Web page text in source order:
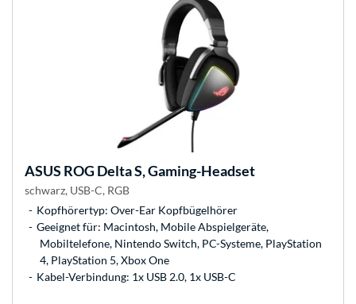
ASUS ROG Delta S, Gaming-Headset
schwarz, USB-C, RGB
Kopfhörertyp: Over-Ear Kopfbügelhörer
Geeignet für: Macintosh, Mobile Abspielgeräte,
Mobiltelefone, Nintendo Switch, PC-Systeme, PlayStation
4, PlayStation 5, Xbox One
Kabel-Verbindung: 1x USB 2.0, 1x USB-C